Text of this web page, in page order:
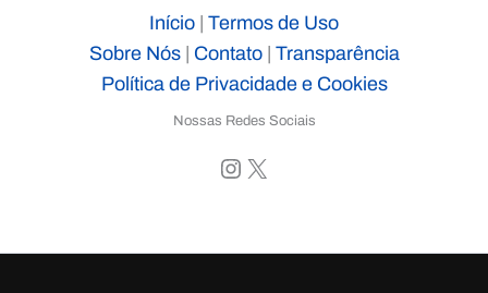
Início | Termos de Uso
Sobre Nós| Contato| Transparência
Política de Privacidade e Cookies
Nossas Redes Sociais
Instagram
X